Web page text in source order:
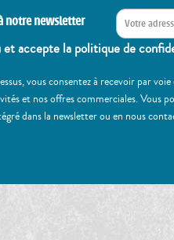
notre newsletter
et accepte la politique de
vous consentez à recevoir par
et nos offres commerciales. Vous
dans la newsletter ou en nous